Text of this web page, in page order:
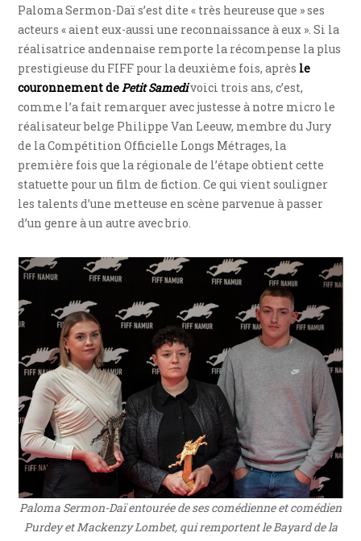
Paloma Sermon-Daï s’est dite « très heureuse que » ses
acteurs « aient eux-aussi une reconnaissance à eux ». Si la
réalisatrice andennaise remporte la récompense la plus
prestigieuse du FIFF pour la deuxième fois, après le
couronnement dePetit Samedivoici trois ans, c’est,
comme l’a fait remarquer avec justesse à notre micro le
réalisateur belge Philippe Van Leeuw, membre du Jury
de la Compétition Officielle Longs Métrages, la
première fois que la régionale de l’étape obtient cette
statuette pour un film de fiction. Ce qui vient souligner
les talents d’une metteuse en scène parvenue à passer
d’un genre à un autre avec brio.
Paloma Sermon-Daï entourée de ses comédienne et comédien
Purdey et Mackenzy Lombet, qui remportent le Bayard de la